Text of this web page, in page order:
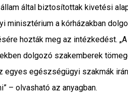
által biztosítottak kivetési
minisztérium a kórházakban
hozták meg az intézkedést.
dolgozó szakemberek
egyes egészségügyi szakmák
– olvasható az anyagban.